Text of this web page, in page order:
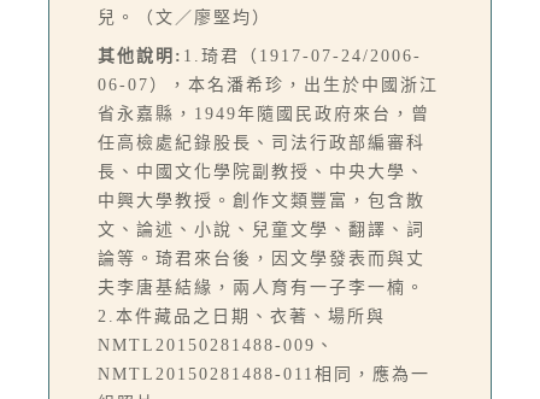
兒。（文／廖堅均）
其他說明: 1.琦君（1917-07-24/2006-
06-07），本名潘希珍，出生於中國浙江
省永嘉縣，1949年隨國民政府來台，曾
任高檢處紀錄股長、司法行政部編審科
長、中國文化學院副教授、中央大學、
中興大學教授。創作文類豐富，包含散
文、論述、小說、兒童文學、翻譯、詞
論等。琦君來台後，因文學發表而與丈
夫李唐基結緣，兩人育有一子李一楠。
2.本件藏品之日期、衣著、場所與
NMTL20150281488-009、
NMTL20150281488-011相同，應為一